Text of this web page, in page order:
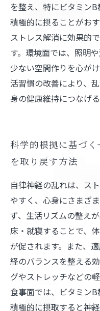
を整え、特にビタミン
積極的に摂ることがお
ストレス解消に効果的
す。環境面では、照明
少ない空間作りを心が
活習慣の改善により、
身の健康維持につなげ
科学的根拠に基づ
を取り戻す方法
自律神経の乱れは、ス
やすく、心身にさまざ
ず、生活リズムの整え
床・就寝することで、
が促されます。また、
経のバランスを整える
グやストレッチなどの
食事面では、ビタミン
積極的に摂取すると神